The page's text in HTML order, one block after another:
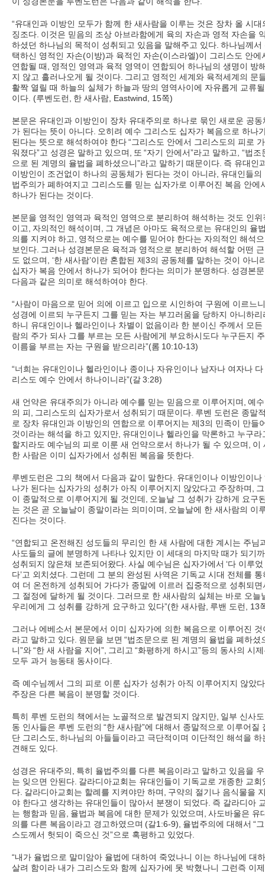
“유대인과 이방인 모두가 함께 한 새사람을 이루는 것은 장차 올 시대
징조다 이것은 믿음의 조상 아브라함에게 육의 자손과 영적 자손을
하셨던 하나님의 목적이 성취되고 있음을 말해주고 있다 하나님께서
택하신 영적인 자손(이방)과 육적인 자손(이스라엘)이 그리스도 안에
연합될 때
영적인 영역과 육적 영역이 연합되어 하나님의 생명이 방
지 않고 흘러나오게 될 것이다 그리고 영적인 세계와 육적세계의 문
활짝 열릴 때 하늘의 실체가 하늘과 땅의 영역사이에 자유롭게 교류
이다 . (루벤도런 한 새사람 , Eastwind, 15쪽)
본문은 유대인과 이방인이 장차 유대주의로 하나로 묶인 새로운 공동
가 된다는 뜻이 아니다 오히려 예수 그리스도 십자가 복음으로 하나
된다는 뜻으로 해석하여야 한다“그리스도 안에서 그리스도의 피로
워졌다”고 성경은 말하고 있으며 또 “자기 안에서”라고 말하고 , “법조
으로 된 계명의 율법을 폐하셨으니”라고 말하기 때문이다 즉 유대인
이방인이 조건없이 하나의 공동체가 된다는 것이 아니라 유대인들의
법주의가 폐하여지고 그리스도를 믿는 십자가로 이루어진 복음 안에
하나가 된다는 것이다
본문을 영적인 영역과 육적인 영역으로 분리하여 해석하는 것도 인위
이고
자의적인 해석이며
그 개념은 아마도 육적으로는 유대인의 율
의를 지켜야 하고
영적으로는 예수를 믿어야 한다는 자의적인 해석
보인다 그러나 성경본문은 육적과 영적으로 분리하여 해석할 어떤
도 없으며
, ‘한 새사람’이란 혼합된 제3의 공동체를 말하는 것이 아니
십자가 복음 안에서 하나가 되어야 한다는 의미가 분명하다 성경본
다음과 같은 의미로 해석하여야 한다
“사람이 마음으로 믿어 의에 이르고 입으로 시인하여 구원에 이르느
성경에 이르되 누구든지 그를 믿는 자는 부끄러움을 당하지 아니하리
하니 유대인이나 헬라인이나 차별이 없음이라 한 분이신 주께서 모든
람의 주가 되사 그를 부르는 모든 사람에게 부요하시도다 누구든지
이름을 부르는 자는 구원을 받으리라”(롬 10:10-13)
“너희는 유대인이나 헬라인이나 종이나 자유인이나 남자나 여자나 다
리스도 예수 안에서 하나이니라”(갈3:28)
새 언약은 유대주의가 아니라 예수를 믿는 믿음으로 이루어지며 예
의 피
그리스도의 십자가로서 성취되기 때문이다 루벤 도런은 종말
로 장차 유대인과 이방인의 연합으로 이루어지는 제3의 민족이 만들
것이라는 해석을 하고 있지만 유대인이나 헬라인을 막론하고 누구라
할지라도 예수님의 피로 이룬 새 언약으로서 하나가 될 수 있으며
이
한 사람은 이미 십자가에서 성취된 복음을 뜻한다
루벤도런은 그의 책에서 다음과 같이 말한다 유대인이나 이방인이나
나가 된다는 십자가의 성취가 아직 이루어지지 않았다고 주장하며
이 종말적으로 이루어지게 될 것인데
오늘날 그 성취가 강하게 요구
는 것은 곧 오늘날이 종말이라는 의미이며
오늘날에 한 새사람의 이
진다는 것이다
“연합되고 온전해진 성도들의 무리인 한 새 사람에 대한 계시는 주님
사도들의 글에 분명하게 나타나 있지만 이 세대의 마지막 때가 되기
성취되지 않은채 보존되어왔다 사실 예수님은 십자가에서 ‘다 이루었
다’고 외치셨다 그런데 그 분의 완성된 사역은 기독교 시대 전체를 통
여 더 온전하게 성취되어 가다가 종말에 이르러 집중적으로 성취되면
그 절정에 달하게 될 것이다 그러므로 한 새사람의 실체는 바로 오늘
우리에게 그 성취를 강하게 요구하고 있다”(한 새사람 루밴 도런 , 13
그러나 에베소서 본문에서 이미 십자가에 의한 복음으로 이루어진 것
라고 말하고 있다 원문을 보면 “법조문으로 된 계명의 율법을 폐하셨
니”와“한 새 사람을 지어”, 그리고 “화평하게 하시고”등의 동사의 시
모두 과거 능동태 동사이다
즉 예수님께서 그의 피로 이룬 십자가 성취가 아직 이루어지지 않았
주장은 다른 복음이 분명할 것이다
특히 루벤 도런의 책에서는 노골적으로 발견되지 않지만 일부 신사
동 인사들은 루벤 도런의 “한 새사람”에 대해서 종말적으로 이루어질
단 그리스도 하나님의 아들들이라고 극단적이며 이단적인 해석을 하
견해도 있다
성경은 유대주의
특히 율법주의를 다른 복음이라고 말하고 있음을
는 잊으면 안된다 갈라디아교회는 유대인들이 기독교로 개종한 교회
다 갈라디아교회는 할례를 지켜야만 하며
구약의 절기나 음식물을
야 한다고 생각하는 유대인들이 많아서 분쟁이 되었다 즉 갈라디아
는 행함과 믿음 율법과 복음에 대한 문제가 있었으며 사도바울은 유
의를 다른 복음이라고 경고하였으며 (갈1:6-9), 율법주의에 대해서 “
스도께서 헛되이 죽으신 것”으로 혹평하고 있었다
“내가 율법으로 말미암아 율법에 대하여 죽었나니 이는 하나님에 대
살려 함이라 내가 그리스도와 함께 십자가에 못 박혔나니 그런즉 이